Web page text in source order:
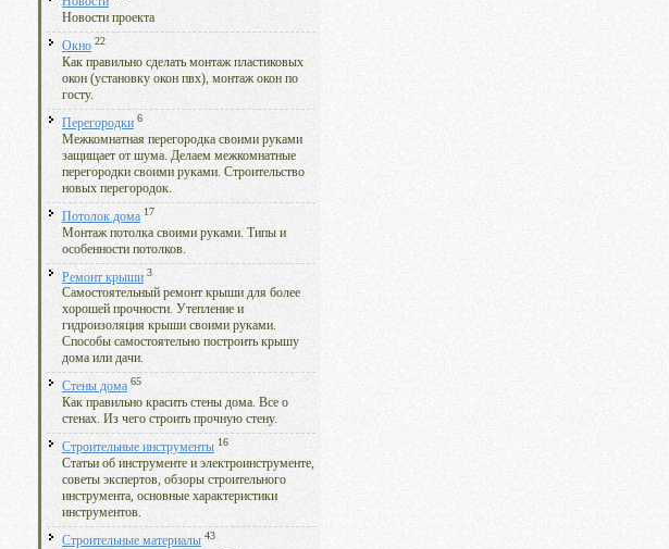
Новости проекта
Окно 22
Как правильно сделать монтаж пластиковых
окон (установку окон пвх), монтаж окон по
госту.
Перегородки 6
Межкомнатная перегородка своими руками
защищает от шума. Делаем межкомнатные
перегородки своими руками. Строительство
новых перегородок.
Потолок дома 17
Монтаж потолка своими руками. Типы и
особенности потолков.
Ремонт крыши 3
Самостоятельный ремонт крыши для более
хорошей прочности. Утепление и
гидроизоляция крыши своими руками.
Способы самостоятельно построить крышу
дома или дачи.
Стены дома 65
Как правильно красить стены дома. Все о
стенах. Из чего строить прочную стену.
Строительные инструменты 16
Статьи об инструменте и электроинструменте,
советы экспертов, обзоры строительного
инструмента, основные характеристики
инструментов.
Строительные материалы 43